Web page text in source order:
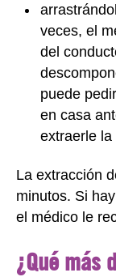
veces, el
del
puede
en casa
extraerle la
La extracción
minutos. Si
el médico le
¿Qué más